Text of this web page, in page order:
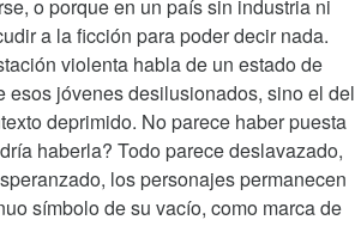
o porque en un país sin industria ni
a la ficción para poder decir nada.
violenta habla de un estado de
esos jóvenes desilusionados, sino el del
deprimido. No parece haber puesta
haberla? Todo parece deslavazado,
los personajes permanecen
símbolo de su vacío, como marca de